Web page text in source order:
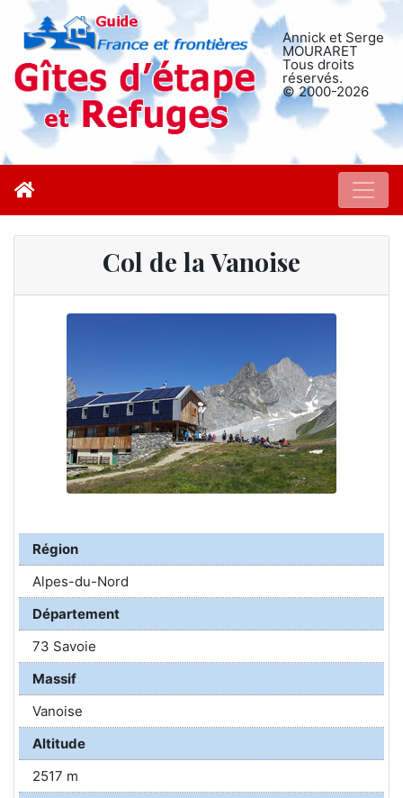
Annick et Serge
MOURARET
Tous droits
réservés.
© 2000-2026
Col de la Vanoise
Région
Alpes-du-Nord
Département
73 Savoie
Massif
Vanoise
Altitude
2517 m